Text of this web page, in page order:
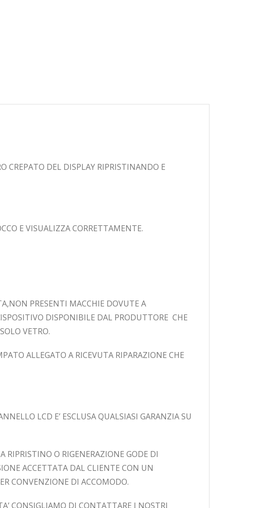
CREPATO DEL DISPLAY RIPRISTINANDO E
E VISUALIZZA CORRETTAMENTE.
PRESENTI MACCHIE DOVUTE A
DISPONIBILE DAL PRODUTTORE CHE
VETRO.
ALLEGATO A RICEVUTA RIPARAZIONE CHE
LCD E’ ESCLUSA QUALSIASI GARANZIA SU
RIPRISTINO O RIGENERAZIONE GODE DI
ACCETTATA DAL CLIENTE CON UN
CONVENZIONE DI ACCOMODO.
CONSIGLIAMO DI CONTATTARE I NOSTRI